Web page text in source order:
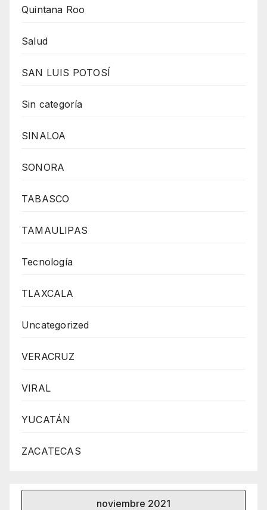
Quintana Roo
Salud
SAN LUIS POTOSÍ
Sin categoría
SINALOA
SONORA
TABASCO
TAMAULIPAS
Tecnología
TLAXCALA
Uncategorized
VERACRUZ
VIRAL
YUCATÁN
ZACATECAS
noviembre 2021